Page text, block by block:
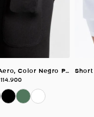
Short Running Aero, Color Negro Para Hombre
114.900